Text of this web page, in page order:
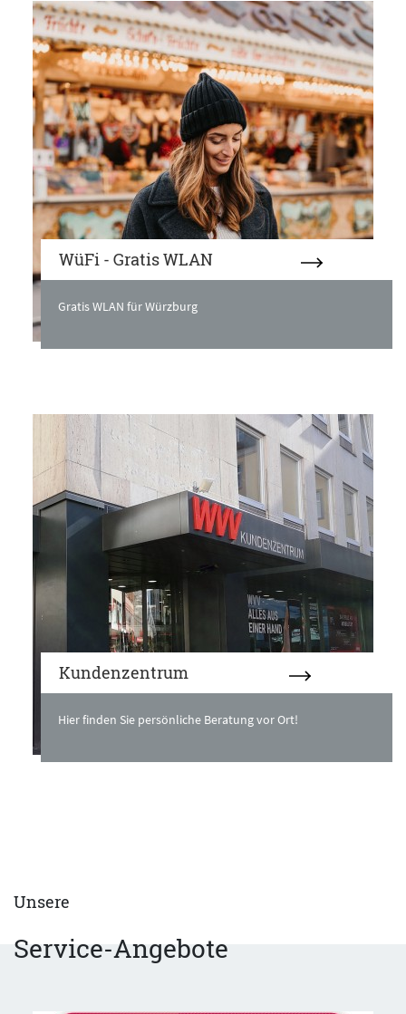
WüFi - Gratis WLAN
Gratis WLAN für Würzburg
Kundenzentrum
Hier finden Sie persönliche Beratung vor Ort!
Unsere
Service-Angebote